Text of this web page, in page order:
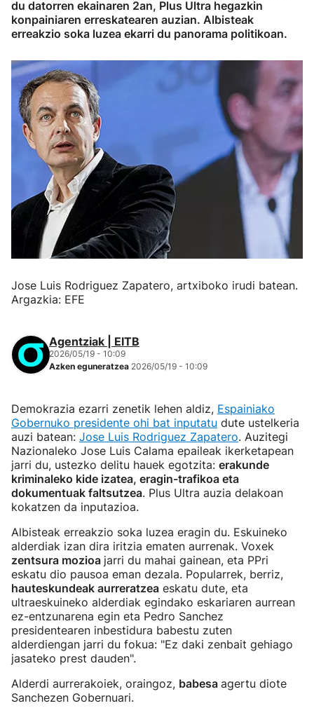
du datorren ekainaren 2an, Plus Ultra hegazkin
konpainiaren erreskatearen auzian. Albisteak
erreakzio soka luzea ekarri du panorama politikoan.
Jose Luis Rodriguez Zapatero, artxiboko irudi batean.
Argazkia: EFE
Agentziak | EITB
2026/05/19 - 10:09
Azken eguneratzea 2026/05/19 - 10:09
Demokrazia ezarri zenetik lehen aldiz, Espainiako
Gobernuko presidente ohi bat inputatu dute ustelkeria
auzi batean: Jose Luis Rodriguez Zapatero. Auzitegi
Nazionaleko Jose Luis Calama epaileak ikerketapean
jarri du, ustezko delitu hauek egotzita: erakunde
kriminaleko kide izatea, eragin-trafikoa eta
dokumentuak faltsutzea. Plus Ultra auzia delakoan
kokatzen da inputazioa.
Albisteak erreakzio soka luzea eragin du. Eskuineko
alderdiak izan dira iritzia ematen aurrenak. Voxek
zentsura mozioa jarri du mahai gainean, eta PPri
eskatu dio pausoa eman dezala. Popularrek, berriz,
hauteskundeak aurreratzea eskatu dute, eta
ultraeskuineko alderdiak egindako eskariaren aurrean
ez-entzunarena egin eta Pedro Sanchez
presidentearen inbestidura babestu zuten
alderdiengan jarri du fokua: "Ez daki zenbait gehiago
jasateko prest dauden".
Alderdi aurrerakoiek, oraingoz, babesa agertu diote
Sanchezen Gobernuari.